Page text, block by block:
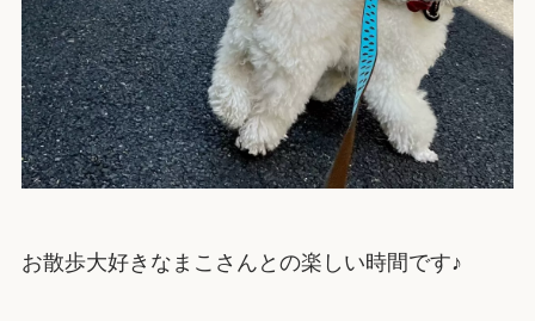
お散歩大好きなまこさんとの楽しい時間です♪